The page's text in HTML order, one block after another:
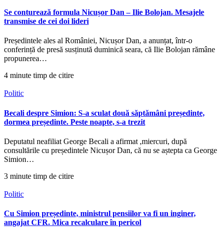
Se conturează formula Nicușor Dan – Ilie Bolojan. Mesajele
transmise de cei doi lideri
Președintele ales al României, Nicușor Dan, a anunțat, într-o
conferință de presă susținută duminică seara, că Ilie Bolojan rămâne
propunerea…
4 minute timp de citire
Politic
Becali despre Simion: S-a sculat două săptămâni președinte,
dormea președinte. Peste noapte, s-a trezit
Deputatul neafiliat George Becali a afirmat ,miercuri, după
consultările cu președintele Nicușor Dan, că nu se aștepta ca George
Simion…
3 minute timp de citire
Politic
Cu Simion președinte, ministrul pensiilor va fi un inginer,
angajat CFR. Mica recalculare în pericol